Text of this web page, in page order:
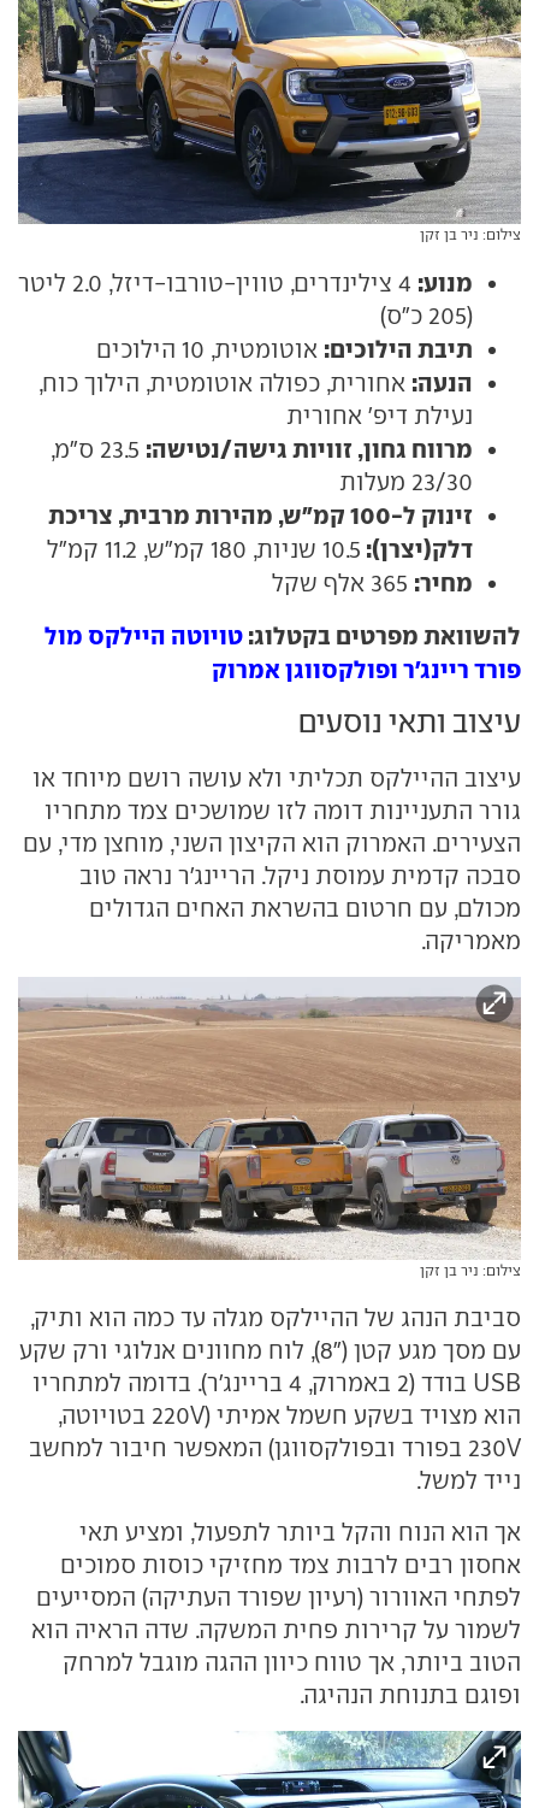
צילום: ניר בן זקן
מנוע:
4 צילינדרים, טווין-טורבו-דיזל, 2.0 ליטר
(205 כ"ס)
תיבת הילוכים: אוטומטית, 10 הילוכים
הנעה: אחורית, כפולה אוטומטית, הילוך כוח,
נעילת דיפ' אחורית
מרווח גחון, זוויות גישה/נטישה:
23.5 ס"מ,
23/30 מעלות
זינוק ל-100 קמ"ש, מהירות מרבית, צריכת
דלק(יצרן): 10.5 שניות, 180 קמ"ש, 11.2 קמ"ל
מחיר:
להשוואת מפרטים בקטלוג: טויוטה היילקס מול
פורד ריינג'ר ופולקסווגן אמרוק
עיצוב ותאי נוסעים
עיצוב ההיילקס תכליתי ולא עושה רושם מיוחד או
גורר התעניינות דומה לזו שמושכים צמד מתחריו
הצעירים. האמרוק הוא הקיצון השני, מוחצן מדי, עם
סבכה קדמית עמוסת ניקל. הריינג'ר נראה טוב
מכולם, עם חרטום בהשראת האחים הגדולים
מאמריקה.
צילום: ניר בן זקן
סביבת הנהג של ההיילקס מגלה עד כמה הוא ותיק,
עם מסך מגע קטן ("8), לוח מחוונים אנלוגי ורק שקע
USB בודד (2 באמרוק, 4 בריינג'ר). בדומה למתחריו
הוא מצויד בשקע חשמל אמיתי (220V בטויוטה,
230V בפורד ובפולקסווגן) המאפשר חיבור למחשב
נייד למשל.
אך הוא הנוח והקל ביותר לתפעול, ומציע תאי
אחסון רבים לרבות צמד מחזיקי כוסות סמוכים
לפתחי האוורור (רעיון שפורד העתיקה) המסייעים
לשמור על קרירות פחית המשקה. שדה הראיה הוא
הטוב ביותר, אך טווח כיוון ההגה מוגבל למרחק
ופוגם בתנוחת הנהיגה.